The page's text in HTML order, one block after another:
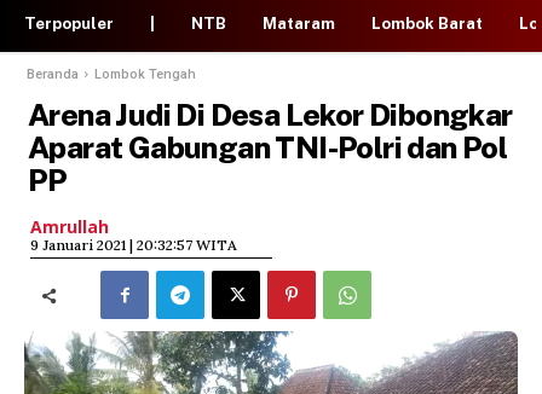
Terpopuler NTB Mataram Lombok Barat
Beranda Lombok Tengah
Arena Judi Di Desa Lekor Dibongkar
Aparat Gabungan TNI-Polri dan Pol
PP
Amrullah
​9 Januari 2021 | 20:32:57 WITA